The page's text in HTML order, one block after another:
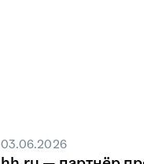
03.06.2026